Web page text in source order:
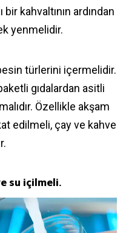
kahvaltının ardından
yenmelidir.
türlerini içermelidir.
gıdalardan asitli
Özellikle akşam
edilmeli, çay ve kahve
su içilmeli.